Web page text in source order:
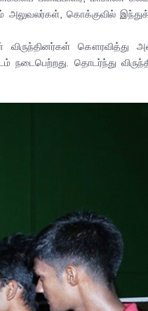
கொக்குவில் இந்துக்
கௌரவித்து
தொடர்ந்து